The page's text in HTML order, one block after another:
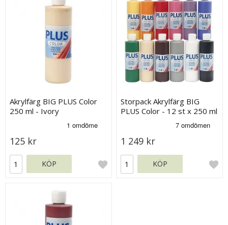
Akrylfärg BIG PLUS Color
250 ml - Ivory
125 kr
KÖP
Storpack Akrylfärg BIG
PLUS Color - 12 st x 250 ml
1 249 kr
KÖP